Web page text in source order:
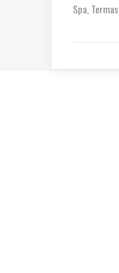
Spa Termas